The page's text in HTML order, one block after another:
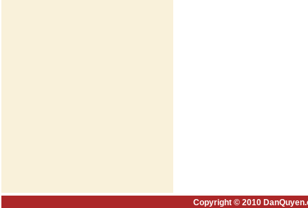
Copyright © 2010